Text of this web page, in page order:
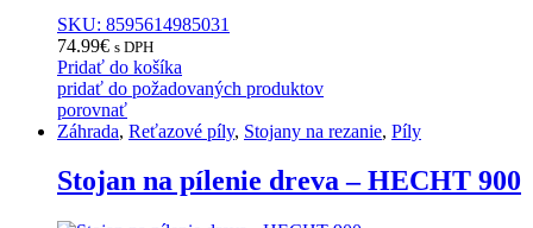
SKU: 8595614985031
74.99€ s DPH
Pridať do košíka
pridať do požadovaných produktov
porovnať
Záhrada, Reťazové píly, Stojany na rezanie, Píly
Stojan na pílenie dreva – HECHT 900